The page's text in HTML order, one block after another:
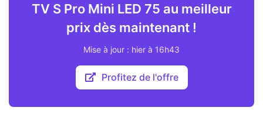
TV S Pro Mini LED 75 au meilleur
prix dès maintenant !
Mise à jour : hier à 16h43
Profitez de l'offre